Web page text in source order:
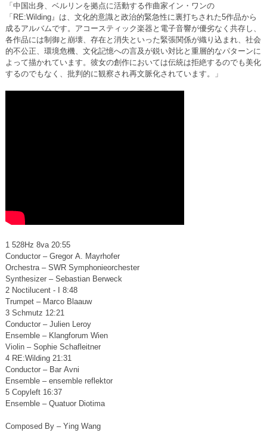
「中国出身、ベルリンを拠点に活動する作曲家イン・ワンの
「RE:Wilding』は、文化的意識と政治的緊急性に裏打ちされた5作品から
成るアルバムです。アコースティック楽器と電子音響が優劣なく共存し、
各作品には制御と崩壊、存在と消失といった緊張関係が織り込まれ、社会
的不公正、環境危機、文化記憶への言及が鋭い対比と重層的なパターンに
よって描かれています。彼女の創作においては伝統は拒絶するのでも美化
するのでもなく、批判的に観察され再文脈化されています。」
1 528Hz 8va 20:55
Conductor – Gregor A. Mayrhofer
Orchestra – SWR Symphonieorchester
Synthesizer – Sebastian Berweck
2 Noctilucent - I 8:48
Trumpet – Marco Blaauw
3 Schmutz 12:21
Conductor – Julien Leroy
Ensemble – Klangforum Wien
Violin – Sophie Schafleitner
4 RE:Wilding 21:31
Conductor – Bar Avni
Ensemble – ensemble reflektor
5 Copyleft 16:37
Ensemble – Quatuor Diotima
Composed By – Ying Wang